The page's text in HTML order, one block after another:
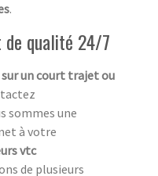
.
qualité 24/7
un court trajet ou
sommes une
à votre
vtc
de plusieurs